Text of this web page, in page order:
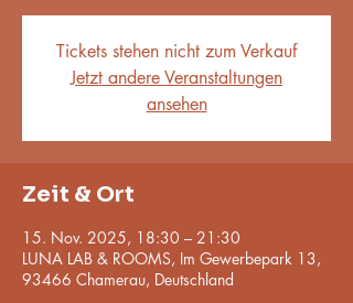
Tickets stehen nicht zum Verkauf
Jetzt andere Veranstaltungen
ansehen
Zeit & Ort
15. Nov. 2025, 18:30 – 21:30
LUNA LAB & ROOMS, Im Gewerbepark 13,
93466 Chamerau, Deutschland